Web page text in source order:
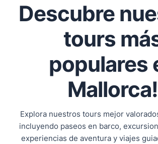
Descubre
tours
populares
Mallorca!
Explora nuestros tours mejor
incluyendo paseos en barco,
experiencias de aventura y viajes